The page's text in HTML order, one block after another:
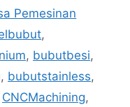
Pemesinan
,
, bubutbesi,
, bubutstainless,
CNCMachining,